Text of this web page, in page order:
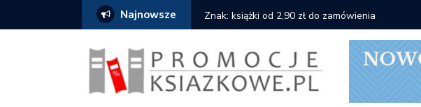
Najnowsze Znak: książki od 2,90 zł do zamówienia